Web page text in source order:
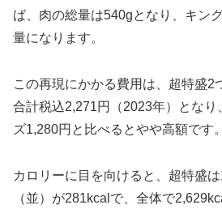
ば、肉の総量は540gとなり、キン
量になります。
この再現にかかる費用は、超特盛2
合計税込2,271円（2023年）となり
ズ1,280円と比べるとやや高額です。
カロリーに目を向けると、超特盛
（並）が281kcalで、全体で